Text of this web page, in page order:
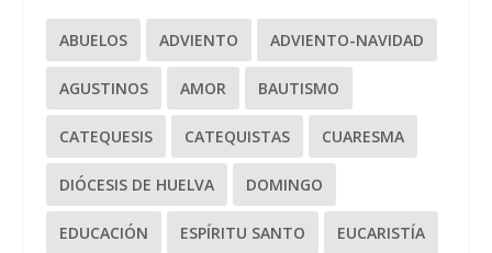
ABUELOS ADVIENTO ADVIENTO-NAVIDAD
AGUSTINOS AMOR BAUTISMO
CATEQUESIS CATEQUISTAS CUARESMA
DIÓCESIS DE HUELVA DOMINGO
EDUCACIÓN ESPÍRITU SANTO EUCARISTÍA